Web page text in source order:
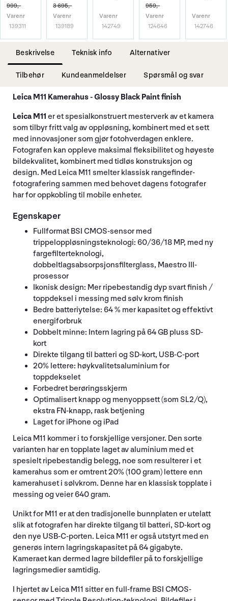
999,-
Varenr
139311
3 695,-
Varenr
139189
Varenr
142749
959,-
Varenr
124646
Varenr
142746
Beskrivelse Teknisk info Alternativer
Tilbehør Kundeanmeldelser Spørsmål og svar
Leica M11 Kamerahus - Glossy Black Paint finish
Leica M11 er et spesialkonstruert mesterverk av et kamera
som tilbyr fritt valg av oppløsning, kombinert med et sett
med innovasjoner som gjør fotohverdagen enklere.
Fotografen kan oppleve maksimal fleksibilitet og høyeste
bildekvalitet, kombinert med tidløs konstruksjon og
design. Med Leica M11 smelter klassisk rangefinder-
fotografering sammen med behovet dagens fotografer
har for oppkobling til mobile enheter.
Egenskaper
Fullformat BSI CMOS-sensor med
trippeloppløsningsteknologi: 60/36/18 MP, med ny
fargefilterteknologi,
dobbeltlagsabsorpsjonsfilterglass, Maestro III-
prosessor
Ikonisk design: Mer ripebestandig dyp svart finish /
toppdeksel i messing med sølv krom finish
Bedre batteriytelse: 64 % mer kapasitet og effektivt
energiforbruk
Dobbelt minne: Intern lagring på 64 GB pluss SD-
kort
Direkte tilgang til batteri og SD-kort, USB-C-port
20% lettere: høykvalitetsaluminium for
toppdekselet
Forbedret berøringsskjerm
Optimalisert knapp og menyoppsett (som SL2/Q),
ekstra FN-knapp, rask betjening
Laget for iPhone og iPad
Leica M11 kommer i to forskjellige versjoner. Den sorte
varianten har en topplate laget av aluminium med et
spesielt ripebestandig belegg, noe som resulterer i et
kamerahus som er omtrent 20% (100 gram) lettere enn
kamerahuset i sølvkrom. Denne har en klassisk topplate i
messing og veier 640 gram.
Unikt for M11 er at den tradisjonelle bunnplaten er utelatt
slik at fotografen har direkte tilgang til batteri, SD-kort og
den nye USB-C-porten. Leica M11 er også utstyrt med en
generøs intern lagringskapasitet på 64 gigabyte.
Kameraet kan dermed lagre bildefiler på to forskjellige
lagringsmedier samtidig.
I hjertet av Leica M11 sitter en full-frame BSI CMOS-